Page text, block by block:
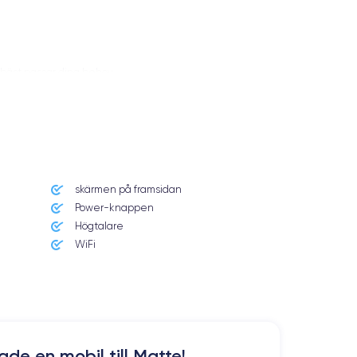
väljer att köpa enrenoverad smartphone
skärmen på framsidan
Power-knappen
Högtalare
WiFi